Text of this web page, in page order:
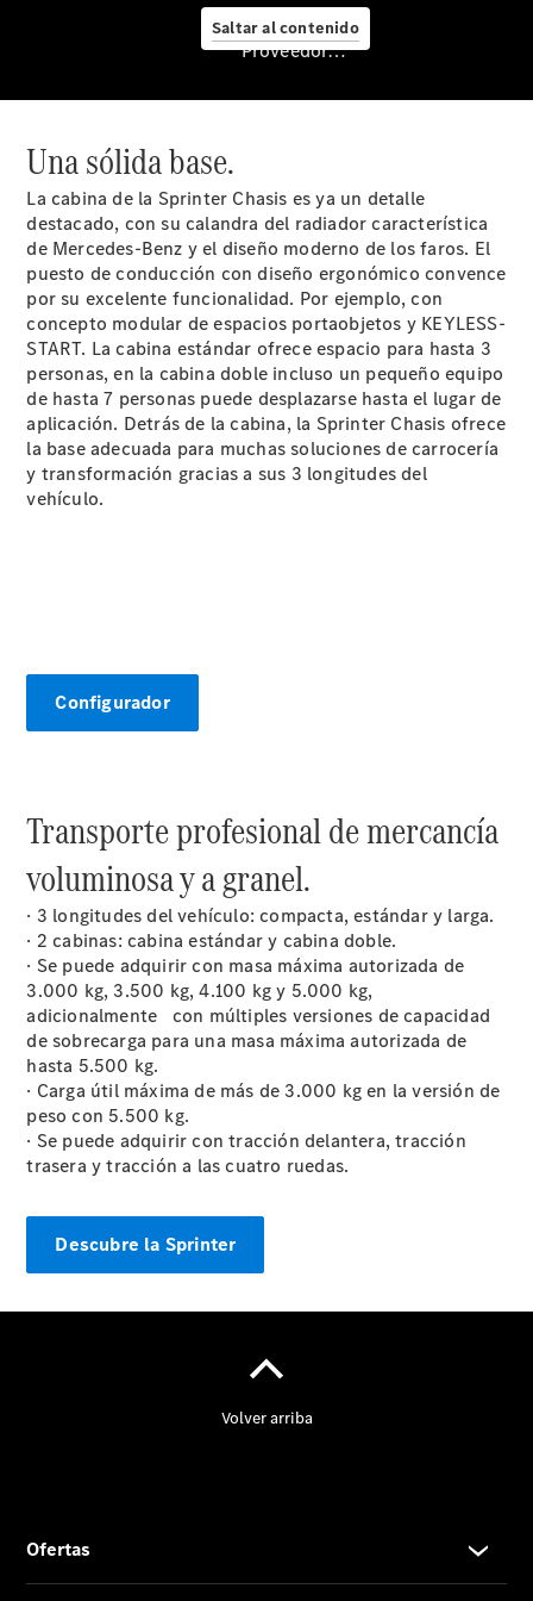
Saltar al contenido
Servicio
posventa y
Cita de
taller
Servicios
Mercedes
Me
Reparación y
en carretera
Sobre
nosotros
Contacto
Concesionario
Certificaciones
Proveedor/Protección de datos
Una sólida base.
La cabina de la Sprinter Chasis es ya un detalle
destacado, con su calandra del radiador característica
de Mercedes-Benz y el diseño moderno de los faros. El
puesto de conducción con diseño ergonómico convence
por su excelente funcionalidad. Por ejemplo, con
concepto modular de espacios portaobjetos y KEYLESS-
START. La cabina estándar ofrece espacio para hasta 3
personas, en la cabina doble incluso un pequeño equipo
de hasta 7 personas puede desplazarse hasta el lugar de
aplicación. Detrás de la cabina, la Sprinter Chasis ofrece
la base adecuada para muchas soluciones de carrocería
y transformación gracias a sus 3 longitudes del
vehículo.
Configurador
Transporte profesional de mercancía
voluminosa y a granel.
· 3 longitudes del vehículo: compacta, estándar y larga.
· 2 cabinas: cabina estándar y cabina doble.
· Se puede adquirir con masa máxima autorizada de
3.000 kg, 3.500 kg, 4.100 kg y 5.000 kg,
adicionalmente con múltiples versiones de capacidad
de sobrecarga para una masa máxima autorizada de
hasta 5.500 kg.
· Carga útil máxima de más de 3.000 kg en la versión de
peso con 5.500 kg.
· Se puede adquirir con tracción delantera, tracción
trasera y tracción a las cuatro ruedas.
Descubre la Sprinter